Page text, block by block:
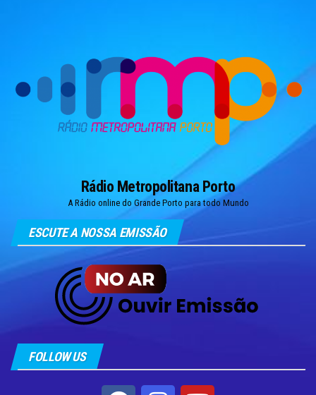
Rádio Metropolitana Porto
A Rádio online do Grande Porto para todo Mundo
ESCUTE A NOSSA EMISSÃO
FOLLOW US